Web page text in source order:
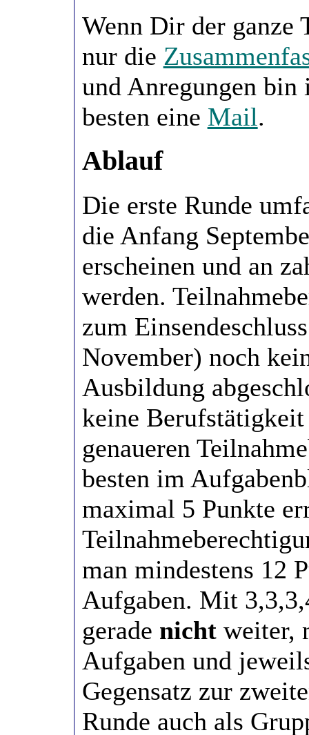
Wenn Dir der ganze
nur die
und Anregungen
besten eine Mail.
Ablauf
Die erste Runde
die Anfang
erscheinen und an
werden.
zum
November) noch
Ausbildung
keine Berufstätigkeit
genaueren
besten im
maximal 5 Punkte
man mindestens 12
Aufgaben. Mit
gerade nichtweiter,
Aufgaben und
Gegensatz zur
Runde auch als